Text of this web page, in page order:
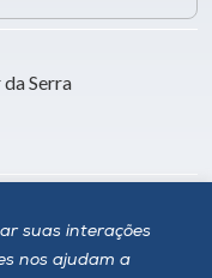
suas interações
nos ajudam a
Serra